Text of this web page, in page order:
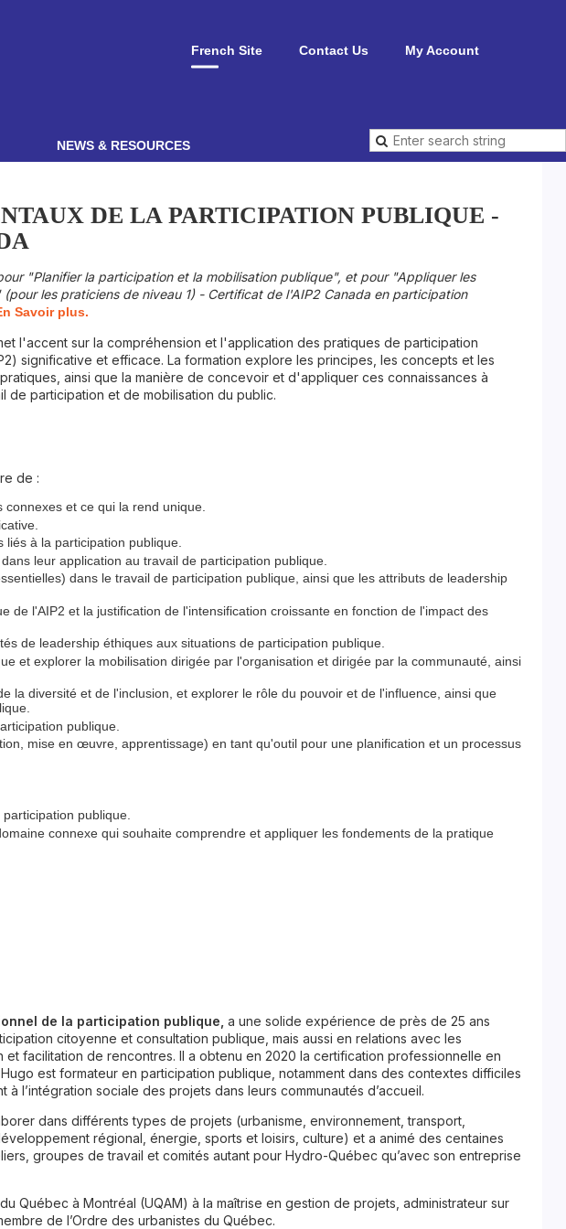
French Site Contact Us My Account
NEWS & RESOURCES
DE LA PARTICIPATION PUBLIQUE -
"Planifier la participation et la mobilisation publique", et pour "Appliquer les
(pour les praticiens de niveau 1) - Certificat de l'AIP2 Canada en participation
Savoir plus.
l'accent sur la compréhension et l'application des pratiques de participation
significative et efficace. La formation explore les principes, les concepts et les
ainsi que la manière de concevoir et d'appliquer ces connaissances à
de participation et de mobilisation du public.
de :
et ce qui la rend unique.
liés à la participation publique.
leur application au travail de participation publique.
dans le travail de participation publique, ainsi que les attributs de leadership
de l'AIP2 et la justification de l'intensification croissante en fonction de l'impact des
de leadership éthiques aux situations de participation publique.
et explorer la mobilisation dirigée par l'organisation et dirigée par la communauté, ainsi
la diversité et de l'inclusion, et explorer le rôle du pouvoir et de l'influence, ainsi que
publique.
mise en œuvre, apprentissage) en tant qu'outil pour une planification et un processus
publique.
connexe qui souhaite comprendre et appliquer les fondements de la pratique
de la participation publique, a une solide expérience de près de 25 ans
citoyenne et consultation publique, mais aussi en relations avec les
et facilitation de rencontres. Il a obtenu en 2020 la certification professionnelle en
est formateur en participation publique, notamment dans des contextes difficiles
à l’intégration sociale des projets dans leurs communautés d’accueil.
dans différents types de projets (urbanisme, environnement, transport,
régional, énergie, sports et loisirs, culture) et a animé des centaines
groupes de travail et comités autant pour Hydro-Québec qu’avec son entreprise
Québec à Montréal (UQAM) à la maîtrise en gestion de projets, administrateur sur
de l’Ordre des urbanistes du Québec.